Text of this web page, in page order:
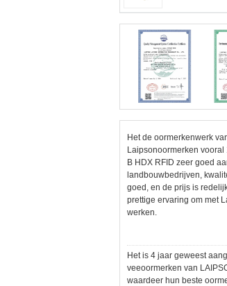
Het de oormerkenwerk
Laipsonoormerken vooral
B HDX RFID zeer goed
landbouwbedrijven,
goed, en de prijs is
prettige ervaring om met
werken.
Het is 4 jaar geweest
veeoormerken van
waardeer hun beste